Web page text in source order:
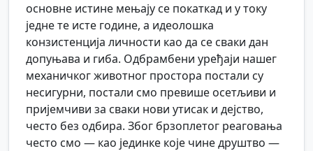
основне истине мењају се покаткад и у току
једне те исте године, а идеолошка
конзистенција личности као да се сваки дан
допуњава и гиба. Одбрамбени уређаји нашег
механичког животног простора постали су
несигурни, постали смо превише осетљиви и
пријемчиви за сваки нови утисак и дејство,
често без одбира. Због брзоплетог реаговања
често смо — као јединке које чине друштво —